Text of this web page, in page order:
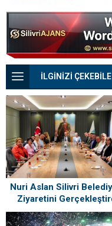
İLGİNİZİ
Nuri Aslan Silivri
Ziyaretini